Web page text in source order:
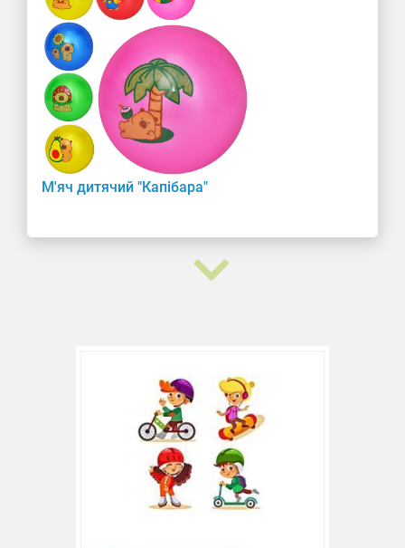
М'яч дитячий "Капібара"
М'яч дитячий "Веселка"